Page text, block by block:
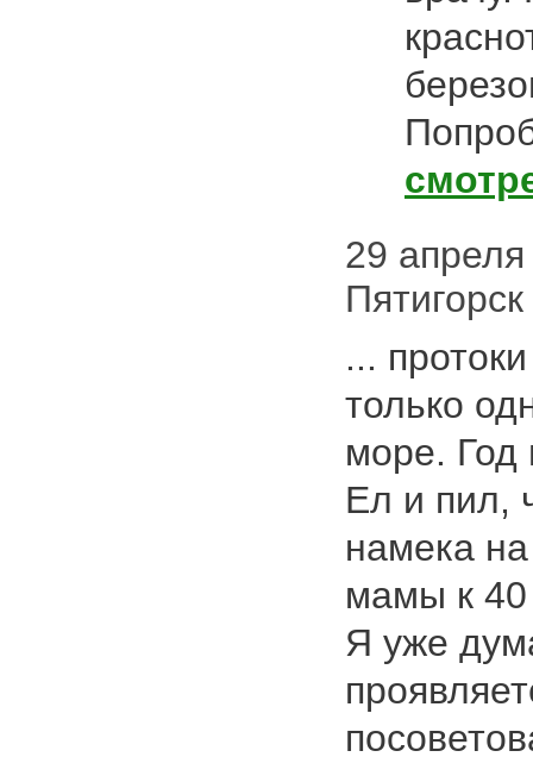
29
Пятигорск
...
только
море. Год
Ел и пил,
намека
мамы к
Я уже